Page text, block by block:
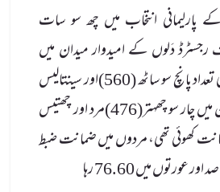
کے پارلیمانی انتخاب میں چھ سو سات
رجسٹرڈ دَلوں کے امیدوار میدان میں
تھے، ان میں مردوں کی تعداد پانچ سو ساٹھ (560)اور سینتالیس
(47)خواتین تھیں، ان میں چار سو چھہتر(476)مرد اور چھتیس
کھوئی تھی، مردوں میں ضمانت ضبط